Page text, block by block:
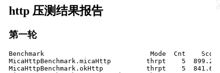
http 压测结果报告
第一轮
Benchmark                           Mode  Cnt
MicaHttpBenchmark.micaHttp         thrpt    5
MicaHttpBenchmark.okHttp           thrpt    5  841.669